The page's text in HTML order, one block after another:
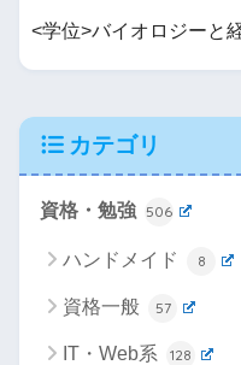
<学位>バイオロジーと
カテゴリ
資格・勉強 506
ハンドメイド 8
資格一般 57
IT・Web系 128